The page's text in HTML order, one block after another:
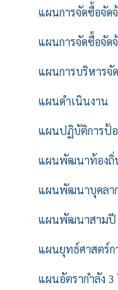
แผนการจัดซื้อจัด
แผนการจัดซื้อจัด
แผนการบริหารจั
แผนดำเนินงาน
แผนปฏิบัติการป้
แผนพัฒนาท้องถิ่
แผนพัฒนาบุคลา
แผนพัฒนาสามปี
แผนยุทธ์ศาสตร์
แผนอัตรากำลัง 3